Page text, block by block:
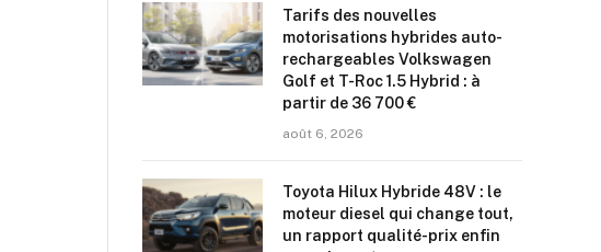
Tarifs des nouvelles
motorisations hybrides auto-
rechargeables Volkswagen
Golf et T-Roc 1.5 Hybrid : à
partir de 36 700 €
août 6, 2026
Toyota Hilux Hybride 48V : le
moteur diesel qui change tout,
un rapport qualité-prix enfin